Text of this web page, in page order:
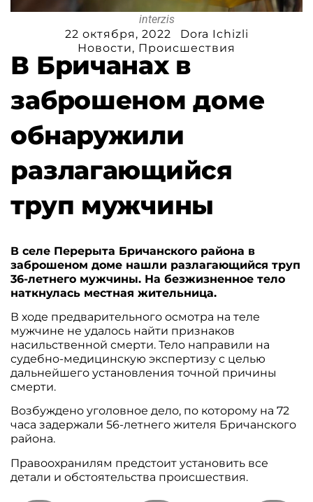
interzis
22 октября, 2022
Dora Ichizli
Новости, Происшествия
В Бричанах в
заброшеном доме
обнаружили
разлагающийся
труп мужчины
В селе Перерыта Бричанского района в
заброшеном доме нашли разлагающийся труп
36-летнего мужчины. На безжизненное тело
наткнулась местная жительница.
В ходе предварительного осмотра на теле
мужчине не удалось найти признаков
насильственной смерти. Тело направили на
судебно-медицинскую экспертизу с целью
дальнейшего установления точной причины
смерти.
Возбуждено уголовное дело, по которому на 72
часа задержали 56-летнего жителя Бричанского
района.
Правоохранилям предстоит установить все
детали и обстоятельства происшествия.